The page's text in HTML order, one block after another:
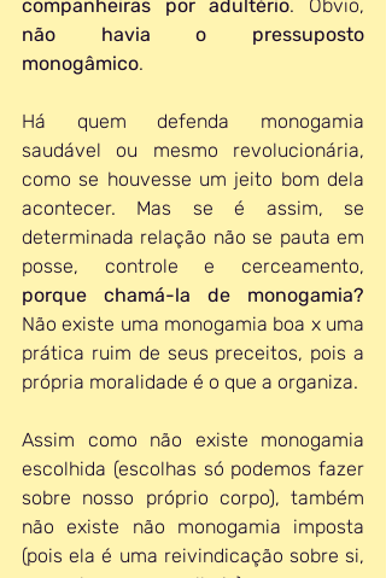
companheiras por adultério
não havia o pressuposto
monogâmico.
Há quem defenda monogamia
saudável ou mesmo revolucionária,
como se houvesse um jeito bom dela
acontecer. Mas se é assim, se
determinada relação não se pauta em
porque chamá-la de monogamia?
Não existe uma monogamia boa x uma
prática ruim de seus preceitos, pois a
própria moralidade é o que a organiza.
Assim como não existe monogamia
escolhida (escolhas só podemos fazer
sobre nosso próprio corpo), também
não existe não monogamia imposta
(pois ela é uma reivindicação sobre si,